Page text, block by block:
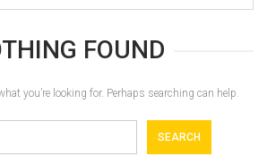
FOUND
you’re looking for. Perhaps searching can help.